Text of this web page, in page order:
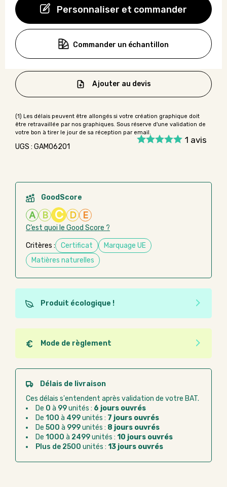
Personnaliser et commander
Commander un échantillon
1 avis
Ajouter au devis
UGS : GAMO6201
GoodScore
A B C D E
C’est quoi le Good Score ?
Critères : Certificat
Marquage UE
Matières naturelles
Produit écologique !
Ce produit est éco-conçu, il a été fabriqué à partir de
matériaux recyclés ou recyclables. Ces produits
peuvent plus facilement obtenir une seconde vie
après utilisation. L'origine de fabrication du produit
n'entre pas dans les critères d'éco-conception.
Mode de règlement
Quel que soit le mode de règlement, vous pouvez
passer commande en ligne sur Good Act.
Paiement CB :paiement sécurisé par carte
Virement bancaire :règlement sur facture
après la commande
Chorus Pro :règlement par mandat
administratif après la commande
Délais de livraison
Ces délais s'entendent après validation de votre BAT.
De 0 à 99unités : 6 jours ouvrés
De 100 à 499unités : 7 jours ouvrés
De 500 à 999unités : 8 jours ouvrés
De 1000 à 2499unités : 10 jours ouvrés
Plus de 2500 unités : 13 jours ouvrés